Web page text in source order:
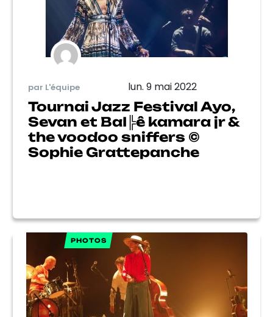
par L'équipe lun. 9 mai 2022
Tournai Jazz Festival Ayo,
Sevan et BaI╠ê kamara jr &
the voodoo sniffers ©
Sophie Grattepanche
PHOTOS